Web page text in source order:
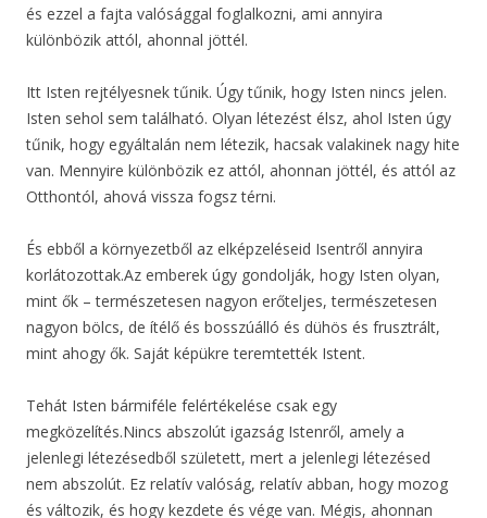
és ezzel a fajta valósággal foglalkozni, ami annyira
különbözik attól, ahonnal jöttél.
Itt Isten rejtélyesnek tűnik. Úgy tűnik, hogy Isten nincs jelen.
Isten sehol sem található. Olyan létezést élsz, ahol Isten úgy
tűnik, hogy egyáltalán nem létezik, hacsak valakinek nagy hite
van. Mennyire különbözik ez attól, ahonnan jöttél, és attól az
Otthontól, ahová vissza fogsz térni.
És ebből a környezetből az elképzeléseid Isentről annyira
korlátozottak.Az emberek úgy gondolják, hogy Isten olyan,
mint ők – természetesen nagyon erőteljes, természetesen
nagyon bölcs, de ítélő és bosszúálló és dühös és frusztrált,
mint ahogy ők. Saját képükre teremtették Istent.
Tehát Isten bármiféle felértékelése csak egy
megközelítés.Nincs abszolút igazság Istenről, amely a
jelenlegi létezésedből született, mert a jelenlegi létezésed
nem abszolút. Ez relatív valóság, relatív abban, hogy mozog
és változik, és hogy kezdete és vége van. Mégis, ahonnan